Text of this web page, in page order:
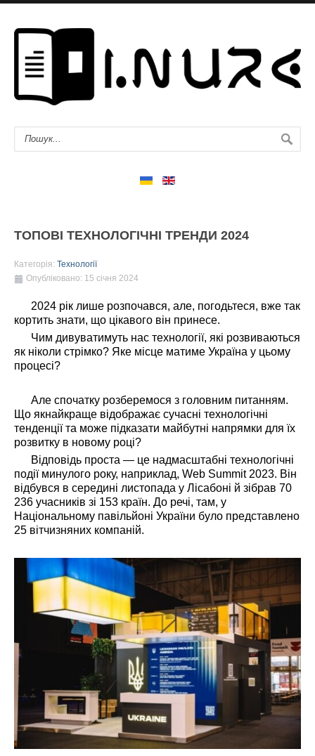
ТОПОВІ ТЕХНОЛОГІЧНІ ТРЕНДИ 2024
Категорія: Технології
Опубліковано: 15 січня 2024
2024 рік лише розпочався, але, погодьтеся, вже так
кортить знати, що цікавого він принесе.
Чим дивуватимуть нас технології, які розвиваються
як ніколи стрімко? Яке місце матиме Україна у цьому
процесі?
Але спочатку розберемося з головним питанням.
Що якнайкраще відображає сучасні технологічні
тенденції та може підказати майбутні напрямки для їх
розвитку в новому році?
Відповідь проста — це надмасштабні технологічні
події минулого року, наприклад, Web Summit 2023. Він
відбувся в середині листопада у Лісабоні й зібрав 70
236 учасників зі 153 країн. До речі, там, у
Національному павільйоні України було представлено
25 вітчизняних компаній.